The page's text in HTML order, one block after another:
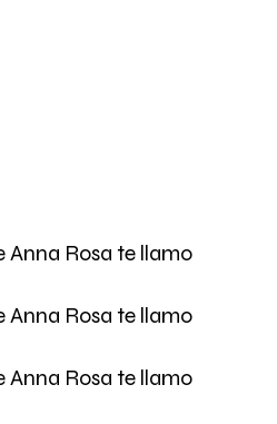
Anna Rosa te llamo
Anna Rosa te llamo
Anna Rosa te llamo